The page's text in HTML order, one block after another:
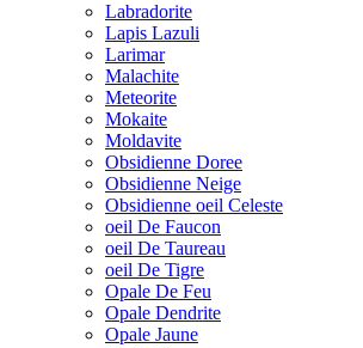
Labradorite
Lapis Lazuli
Larimar
Malachite
Meteorite
Mokaite
Moldavite
Obsidienne Doree
Obsidienne Neige
Obsidienne oeil Celeste
oeil De Faucon
oeil De Taureau
oeil De Tigre
Opale De Feu
Opale Dendrite
Opale Jaune